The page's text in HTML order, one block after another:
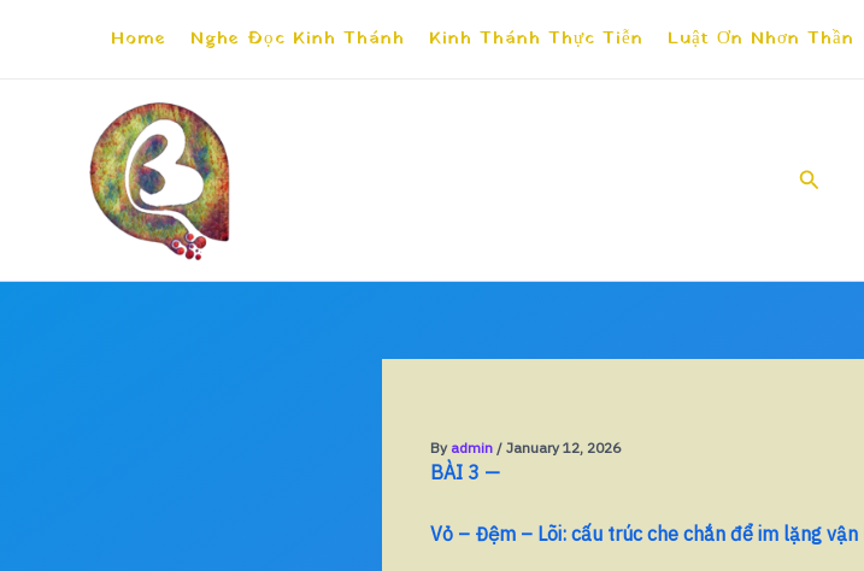
Home Nghe Đọc Kinh Thánh Kinh Thánh Thực Tiễn Luật Ơn Nhơn Thần
Search
By admin / January 12, 2026
BÀI 3 —
Vỏ – Đệm – Lõi: cấu trúc che chắn để im lặng vận